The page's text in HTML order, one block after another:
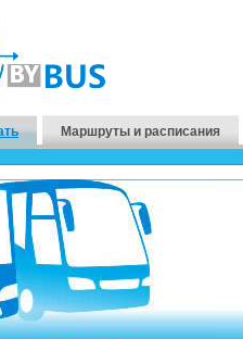
Маршруты и расписания